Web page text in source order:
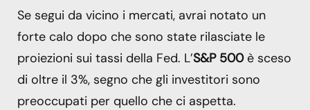
Se segui da vicino i mercati, avrai notato un
forte calo dopo che sono state rilasciate le
proiezioni sui tassi della Fed. L’S&P 500 è sceso
di oltre il 3%, segno che gli investitori sono
preoccupati per quello che ci aspetta.